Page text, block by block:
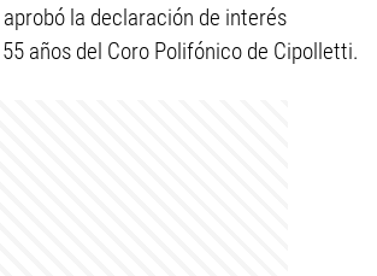
la declaración de interés
años del Coro Polifónico de Cipolletti.